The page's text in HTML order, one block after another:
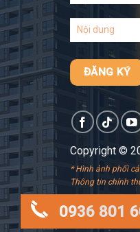
Copyright ©
* Hình ảnh phối
Thông tin chính
0936 801